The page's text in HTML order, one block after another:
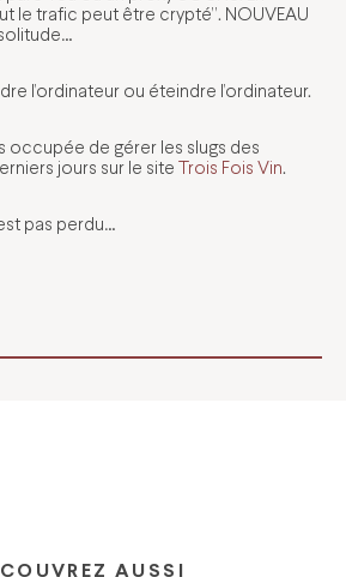
le trafic peut être crypté”. NOUVEAU
l’ordinateur ou éteindre l’ordinateur.
occupée de gérer les slugs des
jours sur le site Trois Fois Vin.
pas perdu…
AUSSI